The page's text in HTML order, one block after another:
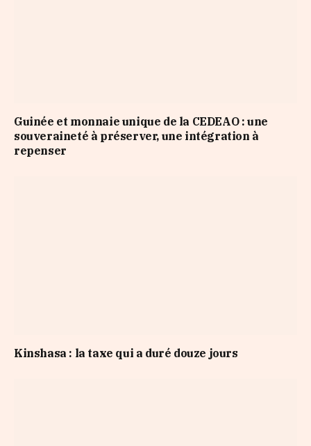
Guinée et monnaie unique de la CEDEAO : une
souveraineté à préserver, une intégration à
repenser
Kinshasa : la taxe qui a duré douze jours